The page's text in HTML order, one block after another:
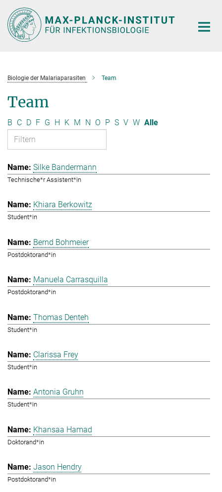
Hauptinhalt
Biologie der Malariaparasiten Team
Team
B C D F G H K M N O P S V W Alle
Silke Bandermann
Technische*r Assistent*in
Khiara Berkowitz
Student*in
Bernd Bohmeier
Postdoktorand*in
Manuela Carrasquilla
Postdoktorand*in
Thomas Denteh
Student*in
Clarissa Frey
Student*in
Antonia Gruhn
Student*in
Khansaa Hamad
Doktorand*in
Jason Hendry
Postdoktorand*in